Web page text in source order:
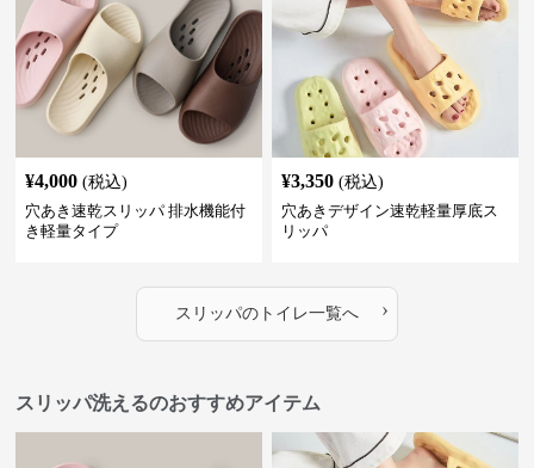
¥4,000 (税込)
穴あき速乾スリッパ 排水機能付
き軽量タイプ
¥3,350 (税込)
穴あきデザイン速乾軽量厚底ス
リッパ
スリッパのトイレ一覧へ ›
スリッパ洗えるのおすすめアイテム